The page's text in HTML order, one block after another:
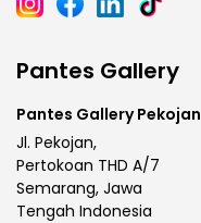
Pantes Gallery
Pantes Gallery Pekojan
Jl. Pekojan,
Pertokoan THD A/7
Semarang, Jawa
Tengah Indonesia